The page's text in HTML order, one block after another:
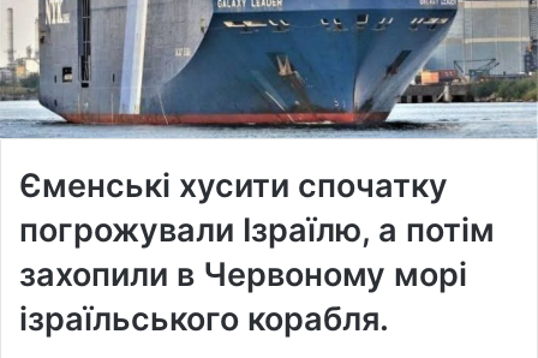
Єменські хусити спочатку
погрожували Ізраїлю, а потім
захопили в Червоному морі
ізраїльського корабля.